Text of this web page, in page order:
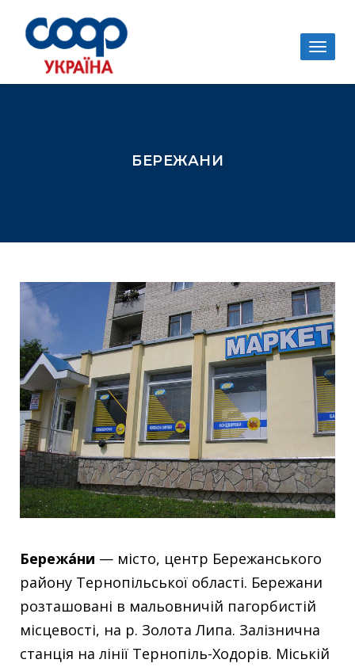
БЕРЕЖАНИ
Бережа́ни — місто, центр Бережанського
району Тернопільської області. Бережани
розташовані в мальовничій пагорбистій
місцевості, на р. Золота Липа. Залізнична
станція на лінії Тернопіль-Ходорів. Міській